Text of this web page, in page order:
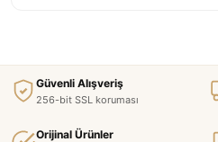
Güvenli Alışveriş
256-bit SSL koruması
Orijinal Ürünler